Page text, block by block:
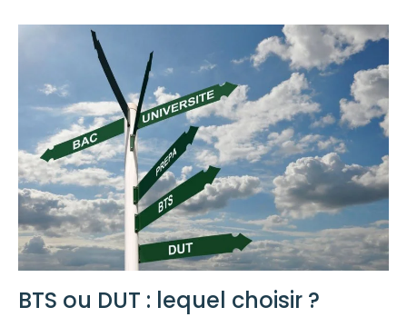
BTS ou DUT : lequel choisir ?